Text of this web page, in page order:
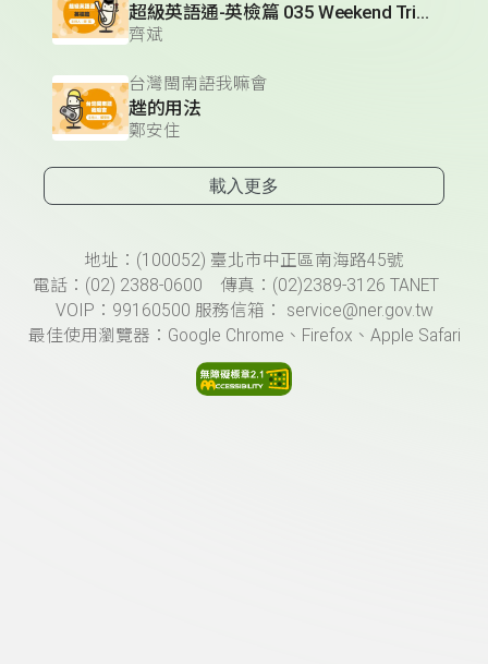
超級英語通-英檢篇 035 Weekend Trip- 週末旅遊
齊斌
台灣閩南語我嘛會
趖的用法
鄭安住
載入更多
頁尾資訊地址：(100052) 臺北市中正區南海路45號
電話：(02) 2388-0600 傳真：(02)2389-3126 TANET
VOIP：99160500 服務信箱： service@ner.gov.tw
最佳使用瀏覽器：Google Chrome、Firefox、Apple Safari